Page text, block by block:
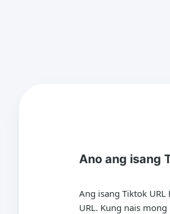
Ano ang isang
Ang isang Tiktok
URL. Kung nais